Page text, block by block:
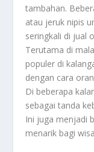
tambahan.
atau jeruk nipis
seringkali di jual
Terutama di
populer di
dengan cara
Di beberapa
sebagai tanda
Ini juga menjadi
menarik bagi